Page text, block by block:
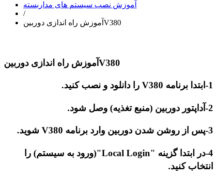
آموزش نصب سیستم های مداربسته
/
آموزش راه اندازی دوربینV380
آموزش راه اندازی دوربینV380
1-ابتدا برنامه V380 را دانلود و نصب کنید.
2-آداپتور دوربین (منبع تغذیه) وصل شود.
3-پس از روشن شدن دوربین وارد برنامه V380 شوید.
4-در ابتدا گزینه "Local Login"(ورود به سیستم) را
انتخاب کنید.